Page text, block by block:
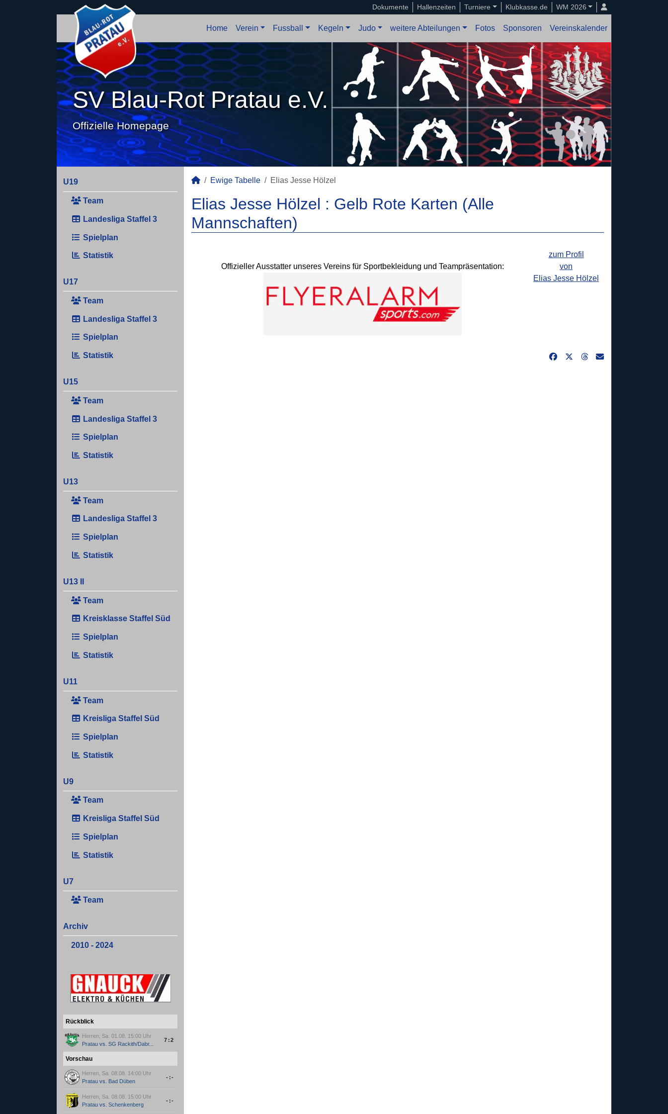
Dokumente Hallenzeiten Turniere Klubkasse.de WM 2026
Home Verein Fussball Kegeln Judo weitere Abteilungen Fotos Sponsoren Vereinskalender
SV Blau-Rot Pratau e.V.
Offizielle Homepage
U19
Team
Landesliga Staffel 3
Spielplan
Statistik
U17
Team
Landesliga Staffel 3
Spielplan
Statistik
U15
Team
Landesliga Staffel 3
Spielplan
Statistik
U13
Team
Landesliga Staffel 3
Spielplan
Statistik
U13 II
Team
Kreisklasse Staffel Süd
Spielplan
Statistik
U11
Team
Kreisliga Staffel Süd
Spielplan
Statistik
U9
Team
Kreisliga Staffel Süd
Spielplan
Statistik
U7
Team
Archiv
2010 - 2024
Rückblick
Herren, Sa. 01.08. 15:00 Uhr
Pratauvs. SG Rackith/Dabr...
7:2
Vorschau
Herren, Sa. 08.08. 14:00 Uhr
Pratauvs. Bad Düben
-:-
Herren, Sa. 08.08. 15:00 Uhr
Pratauvs. Schenkenberg
-:-
Ewige Tabelle Elias Jesse Hölzel
Elias Jesse Hölzel : Gelb Rote Karten (Alle
Mannschaften)
zum Profil
von
Elias Jesse Hölzel
Offizieller Ausstatter unseres Vereins für Sportbekleidung und Teampräsentation: